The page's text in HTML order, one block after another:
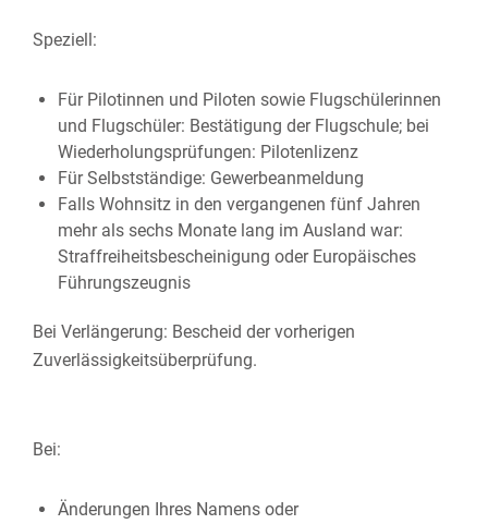
Speziell:
Für Pilotinnen und Piloten sowie Flugschülerinnen
und Flugschüler: Bestätigung der Flugschule; bei
Wiederholungsprüfungen: Pilotenlizenz
Für Selbstständige: Gewerbeanmeldung
Falls Wohnsitz in den vergangenen fünf Jahren
mehr als sechs Monate lang im Ausland war:
Straffreiheitsbescheinigung oder Europäisches
Führungszeugnis
Bei Verlängerung: Bescheid der vorherigen
Zuverlässigkeitsüberprüfung.
Bei:
Änderungen Ihres Namens oder